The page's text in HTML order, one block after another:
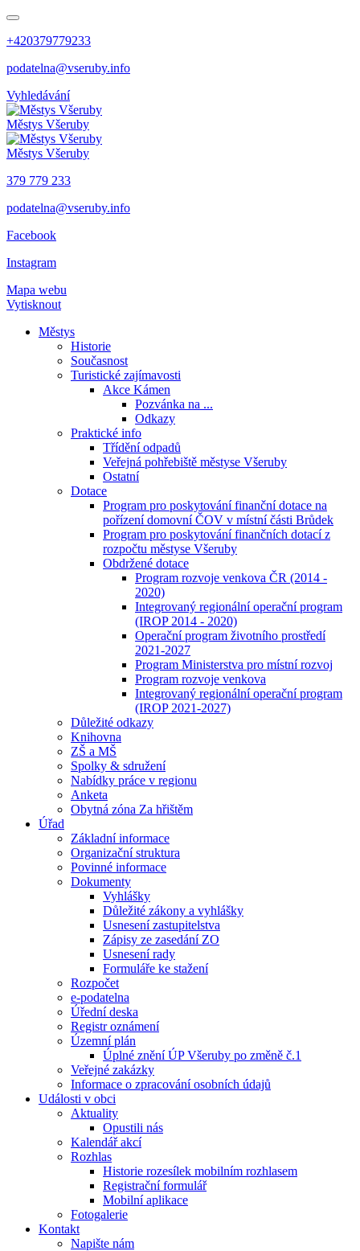
+420379779233
podatelna@vseruby.info
Vyhledávání
Městys Všeruby
Městys Všeruby
379 779 233
podatelna@vseruby.info
Facebook
Instagram
Mapa webu
Vytisknout
Městys
Historie
Současnost
Turistické zajímavosti
Akce Kámen
Pozvánka na ...
Odkazy
Praktické info
Třídění odpadů
Veřejná pohřebiště městyse Všeruby
Ostatní
Dotace
Program pro poskytování finanční dotace na
pořízení domovní ČOV v místní části Brůdek
Program pro poskytování finančních dotací z
rozpočtu městyse Všeruby
Obdržené dotace
Program rozvoje venkova ČR (2014 -
2020)
Integrovaný regionální operační program
(IROP 2014 - 2020)
Operační program životního prostředí
2021-2027
Program Ministerstva pro místní rozvoj
Program rozvoje venkova
Integrovaný regionální operační program
(IROP 2021-2027)
Důležité odkazy
Knihovna
ZŠ a MŠ
Spolky & sdružení
Nabídky práce v regionu
Anketa
Obytná zóna Za hřištěm
Úřad
Základní informace
Organizační struktura
Povinné informace
Dokumenty
Vyhlášky
Důležité zákony a vyhlášky
Usnesení zastupitelstva
Zápisy ze zasedání ZO
Usnesení rady
Formuláře ke stažení
Rozpočet
e-podatelna
Úřední deska
Registr oznámení
Územní plán
Úplné znění ÚP Všeruby po změně č.1
Veřejné zakázky
Informace o zpracování osobních údajů
Události v obci
Aktuality
Opustili nás
Kalendář akcí
Rozhlas
Historie rozesílek mobilním rozhlasem
Registrační formulář
Mobilní aplikace
Fotogalerie
Kontakt
Napište nám